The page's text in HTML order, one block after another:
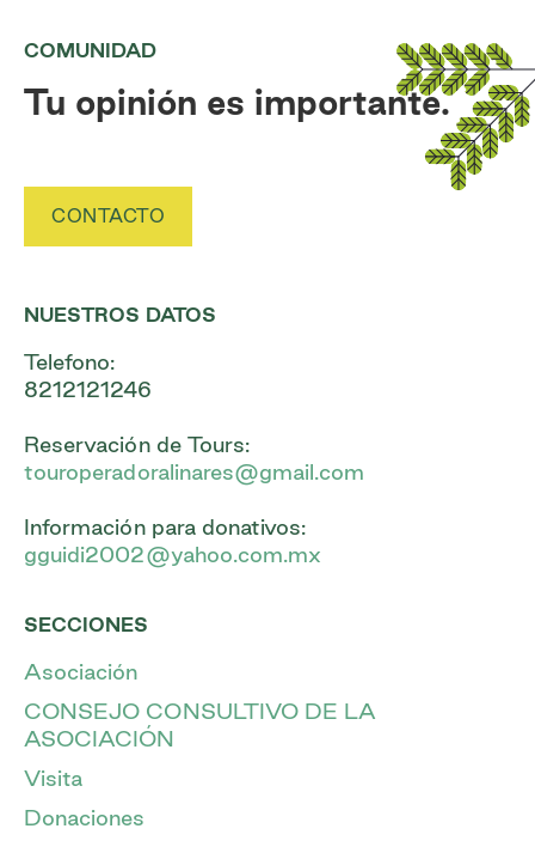
COMUNIDAD
Tu opinión es importante.
CONTACTO
NUESTROS DATOS
Telefono:
8212121246
Reservación de Tours:
touroperadoralinares@gmail.com
Información para donativos:
gguidi2002@yahoo.com.mx
SECCIONES
Asociación
CONSEJO CONSULTIVO DE LA
ASOCIACIÓN
Visita
Donaciones